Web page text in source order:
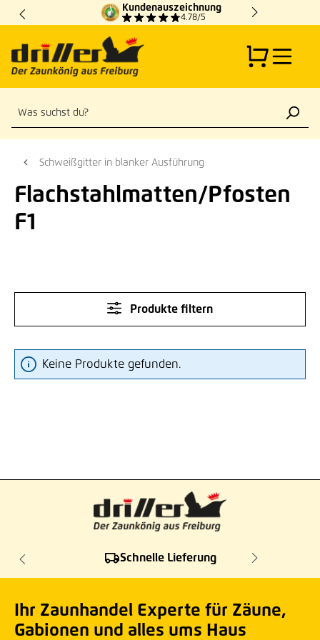
Zum Hauptinhalt springen
Kundenauszeichnung
4.78/5
Schweißgitter in blanker Ausführung
Flachstahlmatten/Pfosten
F1
Produkte filtern
Keine Produkte gefunden.
Schnelle Lieferung
Ihr Zaunhandel Experte für Zäune,
Gabionen und alles ums Haus